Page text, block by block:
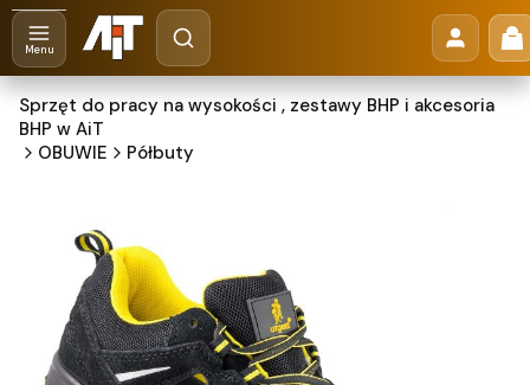
Otwórz wyszukiwarkę
Szukaj
Sprzęt do pracy na wysokości , zestawy BHP i akcesoria
BHP w AiT
OBUWIE
Półbuty
Menu